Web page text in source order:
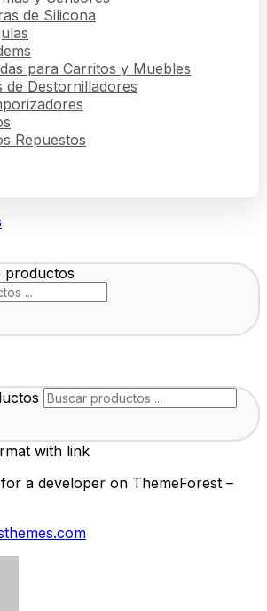
de Silicona
para Carritos y Muebles
de Destornilladores
Repuestos
productos
with link
a developer on ThemeForest –